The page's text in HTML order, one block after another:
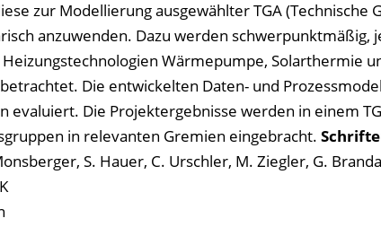
zur Modellierung ausgewählter TGA (Technische
anzuwenden. Dazu werden schwerpunktmäßig,
Wärmepumpe, Solarthermie
Die entwickelten Daten- und
evaluiert. Die Projektergebnisse werden in einem
in relevanten Gremien eingebracht.
S. Hauer, C. Urschler, M. Ziegler, G.